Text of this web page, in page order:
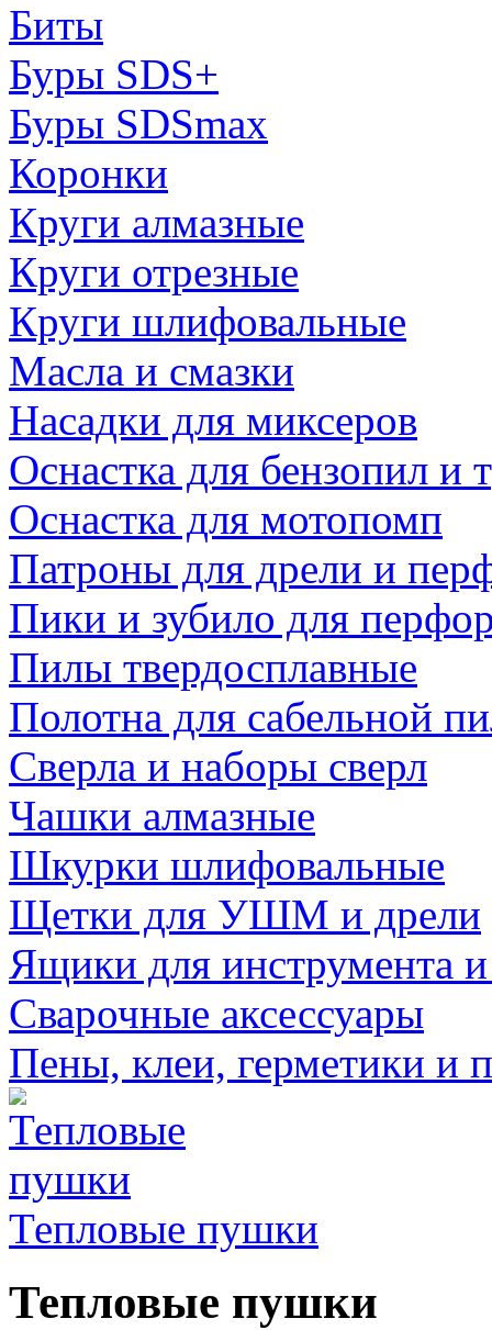
Биты
Буры SDS+
Буры SDSmax
Коронки
Круги алмазные
Круги отрезные
Круги шлифовальные
Масла и смазки
Насадки для миксеров
Оснастка для бензопил и
Оснастка для мотопомп
Патроны для дрели и
Пики и зубило для
Пилы твердосплавные
Полотна для сабельной
Сверла и наборы сверл
Чашки алмазные
Шкурки шлифовальные
Щетки для УШМ и дрели
Ящики для инструмента
Сварочные аксессуары
Пены, клеи, герметики и
Тепловые пушки
Тепловые пушки